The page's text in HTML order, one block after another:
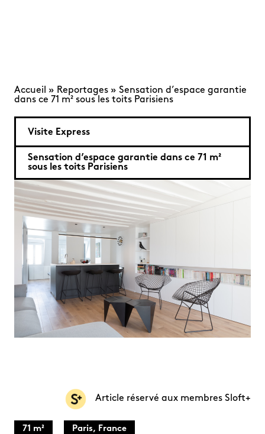
Accueil » Reportages » Sensation d’espace garantie
dans ce 71 m² sous les toits Parisiens
Visite Express
Sensation d’espace garantie dans ce 71 m²
sous les toits Parisiens
Article réservé aux membres Sloft+
71 m² Paris, France